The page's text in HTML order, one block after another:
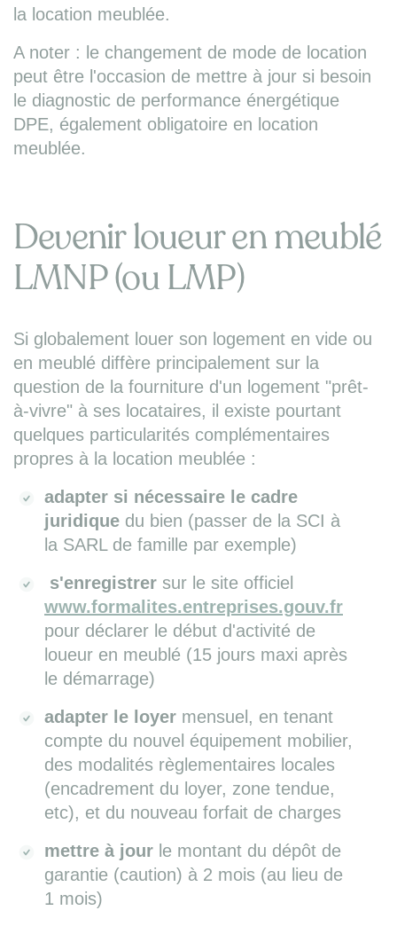
la location meublée.
A noter : le changement de mode de location
peut être l'occasion de mettre à jour si besoin
le diagnostic de performance énergétique
DPE, également obligatoire en location
meublée.
Devenir loueur en meublé
LMNP (ou LMP)
Si globalement louer son logement en vide ou
en meublé diffère principalement sur la
question de la fourniture d'un logement "prêt-
à-vivre" à ses locataires, il existe pourtant
quelques particularités complémentaires
propres à la location meublée :
adapter si nécessaire le cadre
juridique du bien (passer de la SCI à
la SARL de famille par exemple)
s'enregistrer sur le site officiel
www.formalites.entreprises.gouv.fr
pour déclarer le début d'activité de
loueur en meublé (15 jours maxi après
le démarrage)
adapter le loyer mensuel, en tenant
compte du nouvel équipement mobilier,
des modalités règlementaires locales
(encadrement du loyer, zone tendue,
etc), et du nouveau forfait de charges
mettre à jour le montant du dépôt de
garantie (caution) à 2 mois (au lieu de
1 mois)